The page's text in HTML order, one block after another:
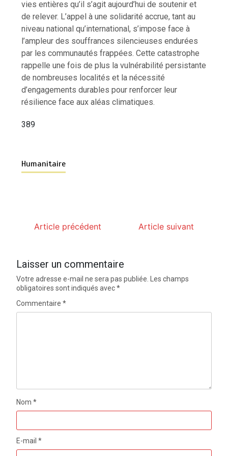
vies entières qu’il s’agit aujourd’hui de soutenir et
de relever. L’appel à une solidarité accrue, tant au
niveau national qu’international, s’impose face à
l’ampleur des souffrances silencieuses endurées
par les communautés frappées. Cette catastrophe
rappelle une fois de plus la vulnérabilité persistante
de nombreuses localités et la nécessité
d’engagements durables pour renforcer leur
résilience face aux aléas climatiques.
389
Humanitaire
Article précédent Article suivant
Laisser un commentaire
Votre adresse e-mail ne sera pas publiée.
Les champs
obligatoires sont indiqués avec*
Commentaire*
Nom*
E-mail*